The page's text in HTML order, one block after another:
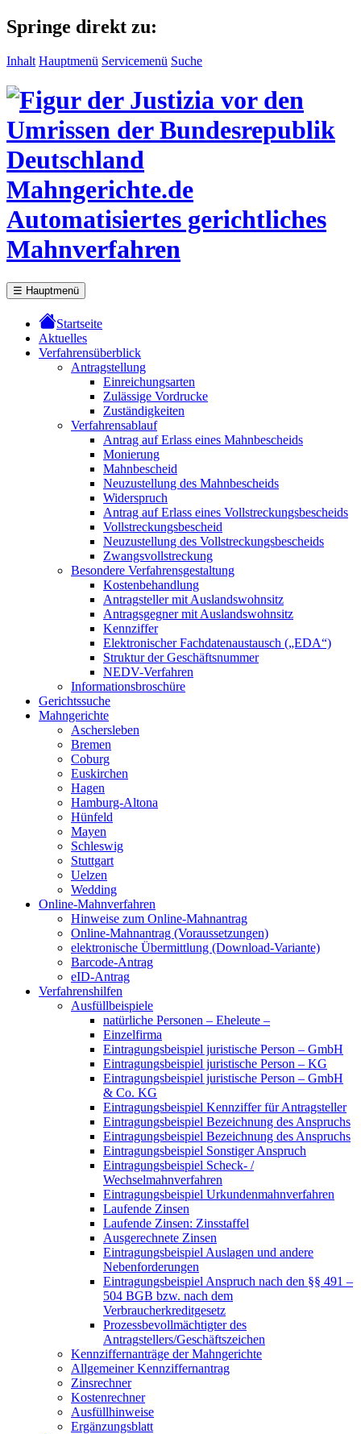
Springe direkt zu:
Inhalt Hauptmenü Servicemenü Suche
Mahngerichte.de
Automatisiertes gerichtliches
Mahnverfahren
☰ Hauptmenü
Startseite
Aktuelles
Verfahrensüberblick
Antragstellung
Einreichungsarten
Zulässige Vordrucke
Zuständigkeiten
Verfahrensablauf
Antrag auf Erlass eines Mahnbescheids
Monierung
Mahnbescheid
Neuzustellung des Mahnbescheids
Widerspruch
Antrag auf Erlass eines Vollstreckungsbescheids
Vollstreckungsbescheid
Neuzustellung des Vollstreckungsbescheids
Zwangsvollstreckung
Besondere Verfahrensgestaltung
Kostenbehandlung
Antragsteller mit Auslandswohnsitz
Antragsgegner mit Auslandswohnsitz
Kennziffer
Elektronischer Fachdatenaustausch („EDA“)
Struktur der Geschäftsnummer
NEDV-Verfahren
Informationsbroschüre
Gerichtssuche
Mahngerichte
Aschersleben
Bremen
Coburg
Euskirchen
Hagen
Hamburg-Altona
Hünfeld
Mayen
Schleswig
Stuttgart
Uelzen
Wedding
Online-Mahnverfahren
Hinweise zum Online-Mahnantrag
Online-Mahnantrag (Voraussetzungen)
elektronische Übermittlung (Download-Variante)
Barcode-Antrag
eID-Antrag
Verfahrenshilfen
Ausfüllbeispiele
natürliche Personen – Eheleute –
Einzelfirma
Eintragungsbeispiel juristische Person – GmbH
Eintragungsbeispiel juristische Person – KG
Eintragungsbeispiel juristische Person – GmbH
& Co. KG
Eintragungsbeispiel Kennziffer für Antragsteller
Eintragungsbeispiel Bezeichnung des Anspruchs
Eintragungsbeispiel Bezeichnung des Anspruchs
Eintragungsbeispiel Sonstiger Anspruch
Eintragungsbeispiel Scheck- /
Wechselmahnverfahren
Eintragungsbeispiel Urkundenmahnverfahren
Laufende Zinsen
Laufende Zinsen: Zinsstaffel
Ausgerechnete Zinsen
Eintragungsbeispiel Auslagen und andere
Nebenforderungen
Eintragungsbeispiel Anspruch nach den §§ 491 –
504 BGB bzw. nach dem
Verbraucherkreditgesetz
Prozessbevollmächtigter des
Antragstellers/Geschäftszeichen
Kennziffernanträge der Mahngerichte
Allgemeiner Kennziffernantrag
Zinsrechner
Kostenrechner
Ausfüllhinweise
Ergänzungsblatt